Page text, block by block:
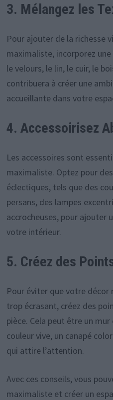
3. Mélangez les
Pour ajouter de la richesse
maximaliste, incorporez
le velours, le lin, le cuir, le
contribuera à créer une
accueillante dans votre
4. Accessoirisez
Les accessoires sont
maximaliste. Optez pour
éclectiques, tels que des
persans, des lampes
accrocheuses, pour ajouter
votre intérieur.
5. Créez des
Pour éviter que votre décor
trop écrasant, créez des
pièce. Cela peut être un
couleur vive, un canapé
qui attire l’attention.
Avec ces conseils, vous
maximaliste et créer un